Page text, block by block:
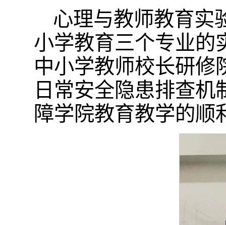
心理与教师教育实
小学教育三个专业的
中小学教师校长研修
日常安全隐患排查
障学院教育教学的顺